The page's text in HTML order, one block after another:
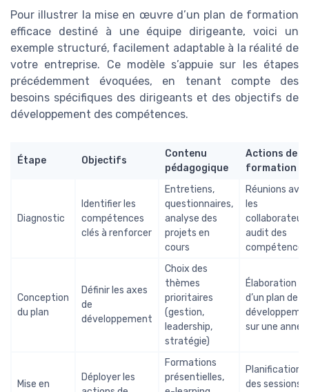
Pour illustrer la mise en œuvre d’un plan de formation
efficace destiné à une équipe dirigeante, voici un
exemple structuré, facilement adaptable à la réalité de
votre entreprise. Ce modèle s’appuie sur les étapes
précédemment évoquées, en tenant compte des
besoins spécifiques des dirigeants et des objectifs de
développement des compétences.
Étape Objectifs
Contenu
pédagogique
Actions de
formation
Diagnostic
Identifier les
compétences
clés à renforcer
Entretiens,
questionnaires,
analyse des
projets en
cours
Réunions
les
audit des
compétences
Conception
du plan
Définir les axes
de
développement
Choix des
thèmes
prioritaires
(gestion,
leadership,
stratégie)
Élaboration
d’un plan de
sur une année
Mise en
Déployer les
Formations
présentielles,
Planification
des sessions,